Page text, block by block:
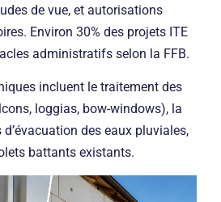
de vue, et autorisations
Environ 30% des projets ITE
administratifs selon la FFB.
incluent le traitement des
loggias, bow-windows), la
des eaux pluviales,
battants existants.